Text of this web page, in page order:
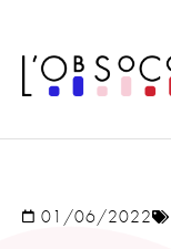
01/06/2022